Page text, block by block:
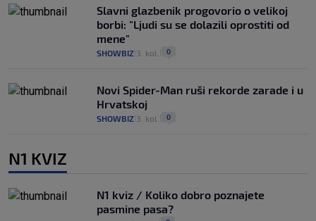
Slavni glazbenik progovorio o velikoj
borbi: "Ljudi su se dolazili oprostiti od
mene"
SHOWBIZ 3. kol. 0
Novi Spider-Man ruši rekorde zarade i u
Hrvatskoj
SHOWBIZ 3. kol. 0
N1 KVIZ
N1 kviz / Koliko dobro poznajete
pasmine pasa?